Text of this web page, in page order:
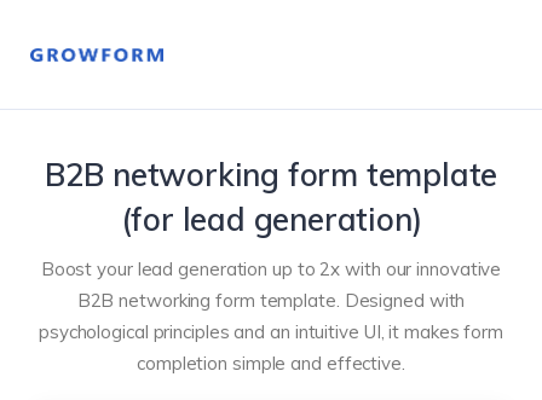
B2B networking form template
(for lead generation)
Boost your lead generation up to 2x with our innovative
B2B networking form template. Designed with
psychological principles and an intuitive UI, it makes form
completion simple and effective.